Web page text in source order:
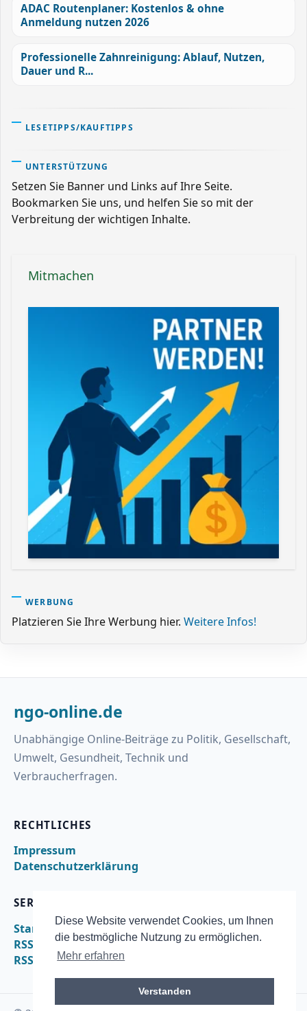
Diese Website verwendet Cookies, um Ihnen
die bestmögliche Nutzung zu ermöglichen.
Mehr erfahren
Verstanden
ADAC Routenplaner: Kostenlos & ohne
Anmeldung nutzen 2026
Professionelle Zahnreinigung: Ablauf, Nutzen,
Dauer und R...
LESETIPPS/KAUFTIPPS
UNTERSTÜTZUNG
Setzen Sie Banner und Links auf Ihre Seite.
Bookmarken Sie uns, und helfen Sie so mit der
Verbreitung der wichtigen Inhalte.
Mitmachen
WERBUNG
Platzieren Sie Ihre Werbung hier. Weitere Infos!
ngo-online.de
Unabhängige Online-Beiträge zu Politik, Gesellschaft,
Umwelt, Gesundheit, Technik und
Verbraucherfragen.
RECHTLICHES
Impressum
Datenschutzerklärung
SERVICE
Startseite
RSS
RSS – energie